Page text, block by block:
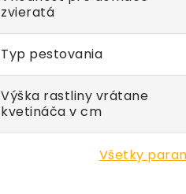
zvieratá
Typ pestovania
Výška rastliny vrátane
kvetináča v cm
Všetky